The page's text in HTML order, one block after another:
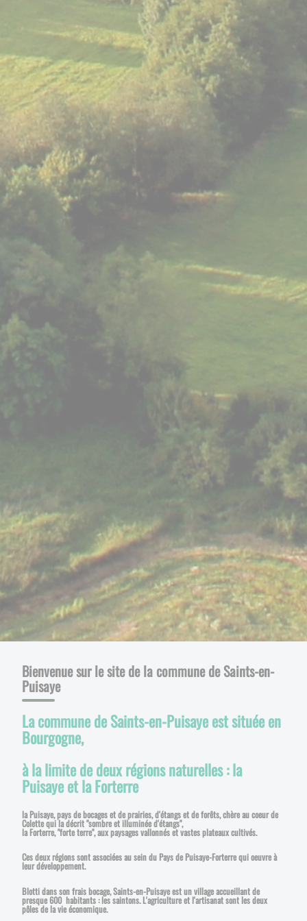
Bienvenue sur le site de la commune de Saints-en-
Puisaye
La commune de Saints-en-Puisaye est située en
Bourgogne,
à la limite de deux régions naturelles : la
Puisaye et la Forterre
la Puisaye, pays de bocages et de prairies, d'étangs et de forêts, chère au coeur de
Colette qui la décrit "sombre et illuminée d'étangs",
la Forterre, "forte terre", aux paysages vallonnés et vastes plateaux cultivés.
Ces deux régions sont associées au sein du Pays de Puisaye-Forterre qui oeuvre à
leur développement.
Blotti dans son frais bocage, Saints-en-Puisaye est un village accueillant de
presque 600 habitants : les saintons. L'agriculture et l'artisanat sont les deux
pôles de la vie économique.